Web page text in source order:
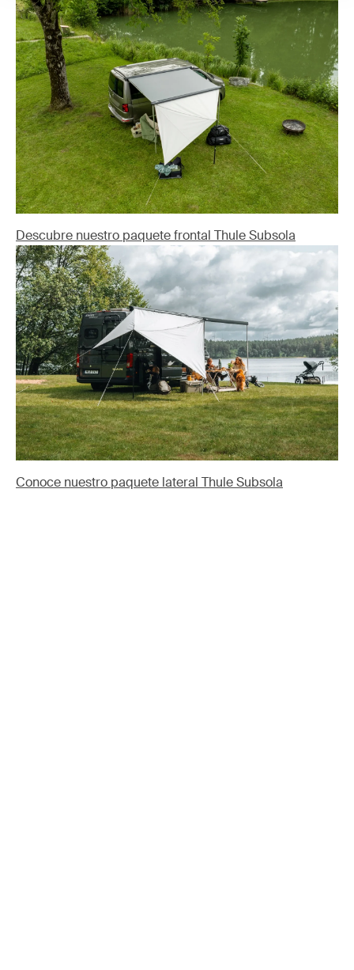
Descubre nuestro paquete frontal Thule Subsola
Conoce nuestro paquete lateral Thule Subsola